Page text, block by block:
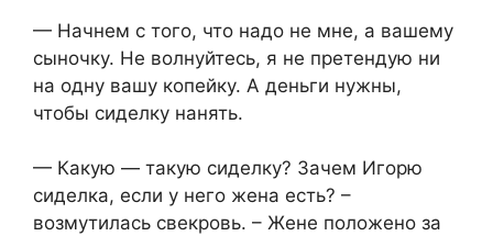
— Начнем с того, что надо не мне, а вашему
сыночку. Не волнуйтесь, я не претендую ни
на одну вашу копейку. А деньги нужны,
чтобы сиделку нанять.
— Какую — такую сиделку? Зачем Игорю
сиделка, если у него жена есть? –
возмутилась свекровь. – Жене положено за